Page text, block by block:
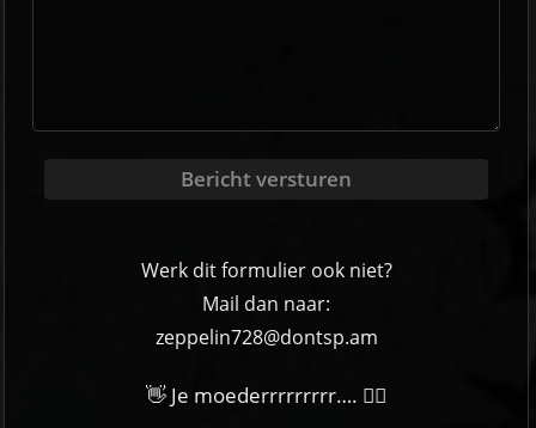
Bericht versturen
Werk dit formulier ook niet?
Mail dan naar:
zeppelin728@dontsp.am
👋 Je moederrrrrrrrr…. 🙋‍♀